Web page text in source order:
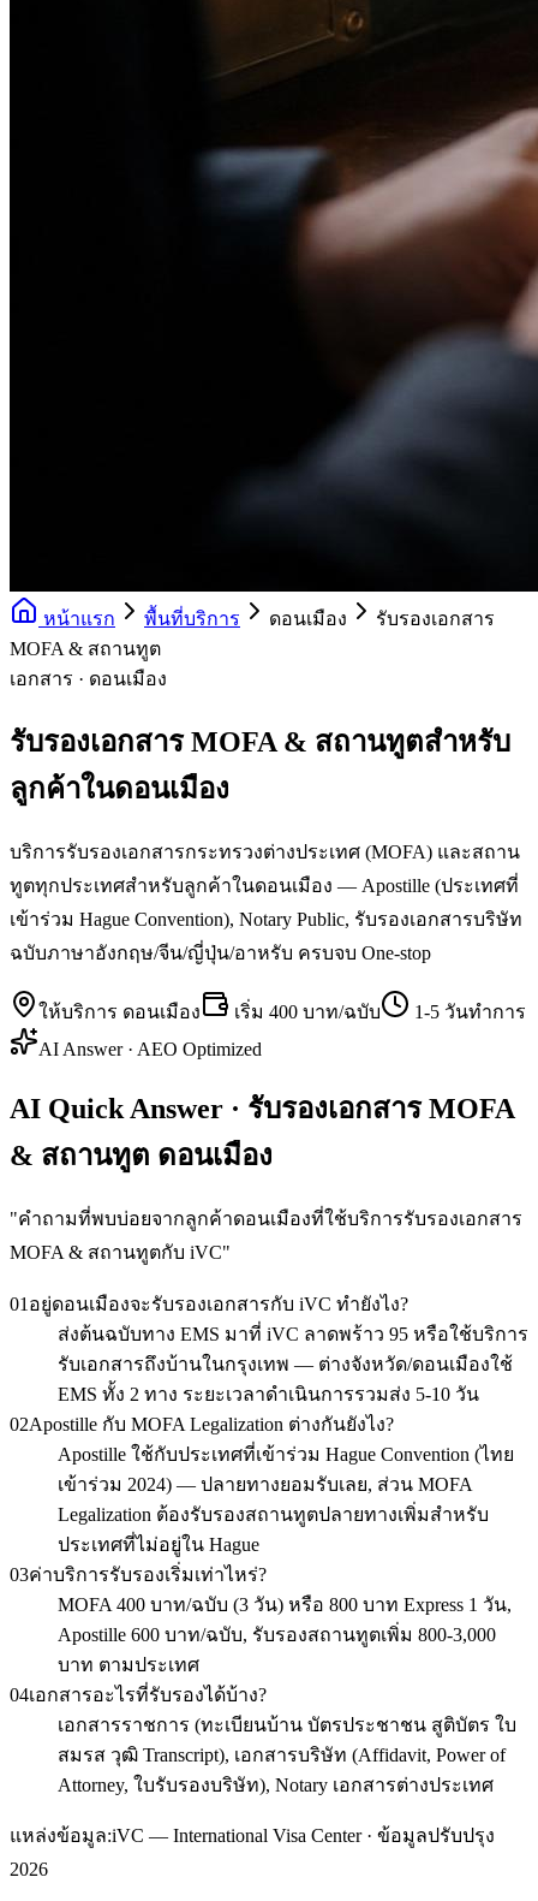
หน้าแรก พื้นที่บริการ ดอนเมือง
รับรองเอกสาร
MOFA & สถานทูต
เอกสาร · ดอนเมือง
รับรองเอกสาร MOFA & สถานทูตสำหรับ
ลูกค้าในดอนเมือง
บริการรับรองเอกสารกระทรวงต่างประเทศ (MOFA) และสถาน
ทูตทุกประเทศสำหรับลูกค้าในดอนเมือง — Apostille (ประเทศที่
เข้าร่วม Hague Convention), Notary Public, รับรองเอกสารบริษัท
ฉบับภาษาอังกฤษ/จีน/ญี่ปุ่น/อาหรับ ครบจบ One-stop
ให้บริการ ดอนเมือง เริ่ม 400 บาท/ฉบับ
1-5 วันทำการ
AI Answer · AEO Optimized
AI Quick Answer · รับรองเอกสาร MOFA
& สถานทูต ดอนเมือง
"คำถามที่พบบ่อยจากลูกค้าดอนเมืองที่ใช้บริการรับรองเอกสาร
MOFA & สถานทูตกับ iVC"
01 อยู่ดอนเมืองจะรับรองเอกสารกับ iVC ทำยังไง?
ส่งต้นฉบับทาง EMS มาที่ iVC ลาดพร้าว 95 หรือใช้บริการ
รับเอกสารถึงบ้านในกรุงเทพ — ต่างจังหวัด/ดอนเมืองใช้
EMS ทั้ง 2 ทาง ระยะเวลาดำเนินการรวมส่ง 5-10 วัน
02Apostille กับ MOFA Legalization ต่างกันยังไง?
Apostille ใช้กับประเทศที่เข้าร่วม Hague Convention (ไทย
เข้าร่วม 2024) — ปลายทางยอมรับเลย, ส่วน MOFA
Legalization ต้องรับรองสถานทูตปลายทางเพิ่มสำหรับ
ประเทศที่ไม่อยู่ใน Hague
03ค่าบริการรับรองเริ่มเท่าไหร่?
MOFA 400 บาท/ฉบับ (3 วัน) หรือ 800 บาท Express 1 วัน,
Apostille 600 บาท/ฉบับ, รับรองสถานทูตเพิ่ม 800-3,000
บาท ตามประเทศ
04เอกสารอะไรที่รับรองได้บ้าง?
เอกสารราชการ (ทะเบียนบ้าน บัตรประชาชน สูติบัตร ใบ
สมรส วุฒิ Transcript), เอกสารบริษัท (Affidavit, Power of
Attorney, ใบรับรองบริษัท), Notary เอกสารต่างประเทศ
แหล่งข้อมูล:iVC — International Visa Center · ข้อมูลปรับปรุง
2026